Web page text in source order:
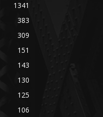
1341
383
309
151
143
130
125
106